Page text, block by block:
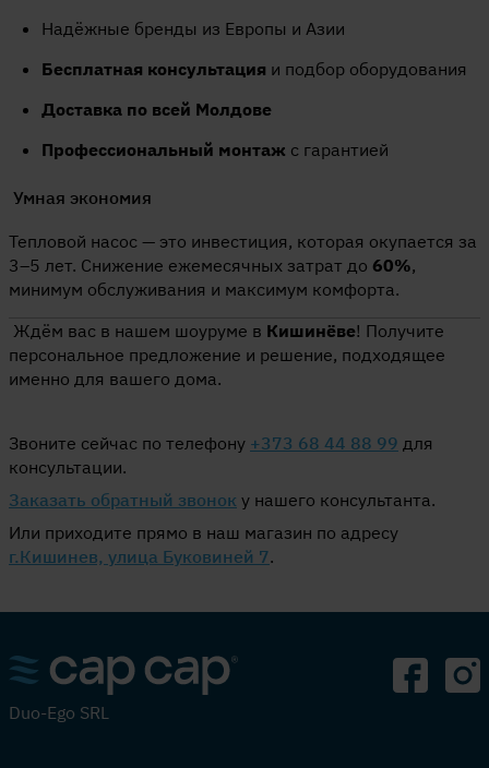
Надёжные бренды из Европы и Азии
Бесплатная консультация и подбор оборудования
Доставка по всей Молдове
Профессиональный монтаж с гарантией
Умная экономия
Тепловой насос — это инвестиция, которая окупается за
3–5 лет. Снижение ежемесячных затрат до 60%,
минимум обслуживания и максимум комфорта.
Ждём вас в нашем шоуруме в Кишинёве! Получите
персональное предложение и решение, подходящее
именно для вашего дома.
Звоните сейчас по телефону +373 68 44 88 99 для
консультации.
Заказать обратный звонок у нашего консультанта.
Или приходите прямо в наш магазин по адресу
г.Кишинев, улица Буковиней 7.
Duo-Ego SRL